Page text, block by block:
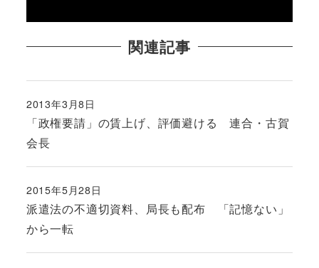
関連記事
「政権要請」の賃上げ、評価避ける 連合・古賀
会長
投稿日
2013年3月8日
派遣法の不適切資料、局長も配布 「記憶ない」
から一転
投稿日
2015年5月28日